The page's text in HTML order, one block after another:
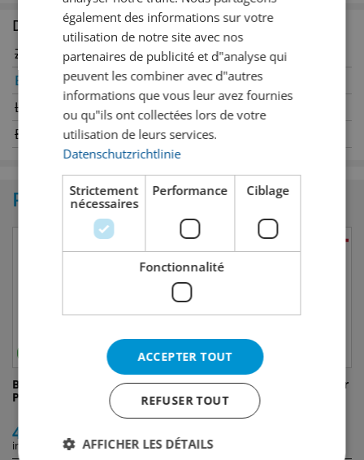
Disponible en succursale
Zurich
Berne
✔
Lucerne
Bâle
Winterthour
Genève
Oerlikon
Produits similaires
Bembel with Care Apfelwein
Pur
4.30
incl. TVA
Samuel Smith Organic Cider
incl. TVA
également des informations sur votre
utilisation de notre site avec nos
partenaires de publicité et d"analyse qui
peuvent les combiner avec d"autres
informations que vous leur avez fournies
ou qu"ils ont collectées lors de votre
utilisation de leurs services.
Datenschutzrichtlinie
Strictement
nécessaires
Performance Ciblage
Fonctionnalité
ACCEPTER TOUT
REFUSER TOUT
AFFICHER LES DÉTAILS